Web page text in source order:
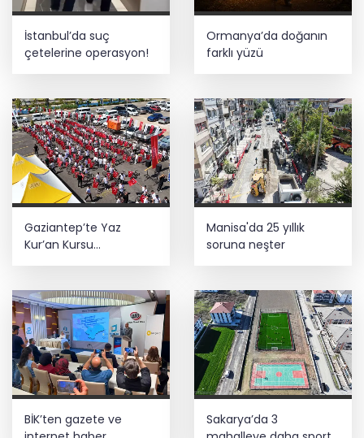
İstanbul’da suç
çetelerine operasyon!
Ormanya’da doğanın
farklı yüzü
Gaziantep’te Yaz
Kur’an Kursu
öğrencilerine bisikletli
Manisa'da 25 yıllık
soruna neşter
BİK’ten gazete ve
Sakarya’da 3